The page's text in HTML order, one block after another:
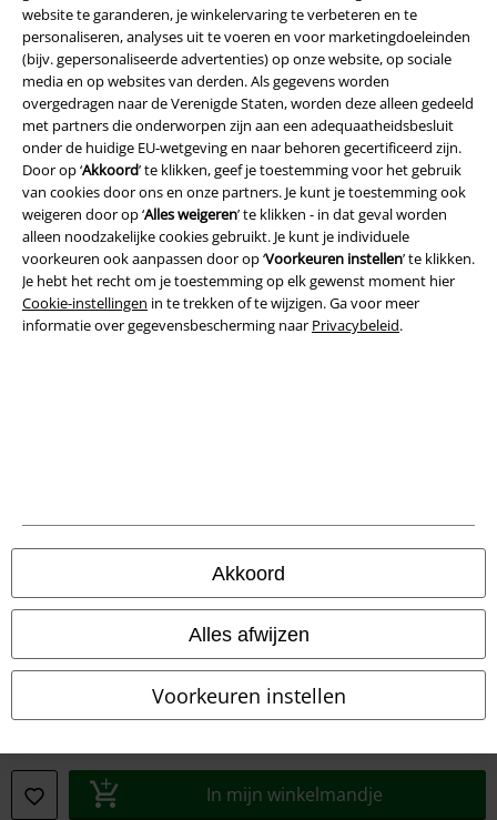
website te garanderen, je winkelervaring te verbeteren en te
personaliseren, analyses uit te voeren en voor marketingdoeleinden
(bijv. gepersonaliseerde advertenties) op onze website, op sociale
media en op websites van derden. Als gegevens worden
overgedragen naar de Verenigde Staten, worden deze alleen gedeeld
met partners die onderworpen zijn aan een adequaatheidsbesluit
onder de huidige EU-wetgeving en naar behoren gecertificeerd zijn.
Door op ‘Akkoord’ te klikken, geef je toestemming voor het gebruik
van cookies door ons en onze partners. Je kunt je toestemming ook
weigeren door op ‘Alles weigeren’ te klikken - in dat geval worden
alleen noodzakelijke cookies gebruikt. Je kunt je individuele
voorkeuren ook aanpassen door op ‘Voorkeuren instellen’ te klikken.
Je hebt het recht om je toestemming op elk gewenst moment hier
Cookie-instellingen in te trekken of te wijzigen. Ga voor meer
informatie over gegevensbescherming naar Privacybeleid.
Akkoord
Alles afwijzen
Voorkeuren instellen
In mijn winkelmandje
Legal
Algemene Voorwaarden
Bedrijfsgegevens
Privacyverklaring
Alle prijzen incl.wettelijke BTW
© 1986-2026 Large Popmerchandising B.V.
Onze online shops
EMP France